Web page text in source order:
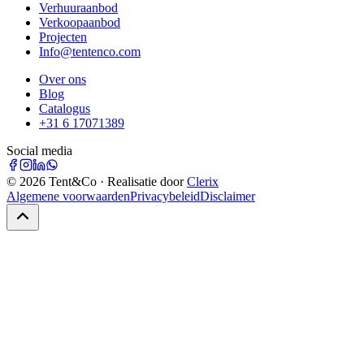
Verhuuraanbod
Verkoopaanbod
Projecten
Info@tentenco.com
Over ons
Blog
Catalogus
+31 6 17071389
Social media
© 2026 Tent&Co · Realisatie door Clerix
Algemene voorwaardenPrivacybeleidDisclaimer